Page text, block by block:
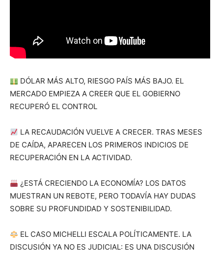
DÓLAR MÁS ALTO, RIESGO PAÍS MÁS BAJO. EL
MERCADO EMPIEZA A CREER QUE EL GOBIERNO
RECUPERÓ EL CONTROL
LA RECAUDACIÓN VUELVE A CRECER. TRAS MESES
DE CAÍDA, APARECEN LOS PRIMEROS INDICIOS DE
RECUPERACIÓN EN LA ACTIVIDAD.
¿ESTÁ CRECIENDO LA ECONOMÍA? LOS DATOS
MUESTRAN UN REBOTE, PERO TODAVÍA HAY DUDAS
SOBRE SU PROFUNDIDAD Y SOSTENIBILIDAD.
EL CASO MICHELLI ESCALA POLÍTICAMENTE. LA
DISCUSIÓN YA NO ES JUDICIAL: ES UNA DISCUSIÓN